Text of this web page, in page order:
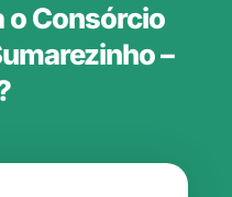
o Consórcio
–